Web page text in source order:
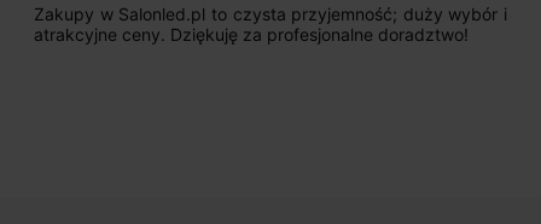
Zakupy w Salonled.pl to czysta przyjemność; duży wybór i
atrakcyjne ceny. Dziękuję za profesjonalne doradztwo!